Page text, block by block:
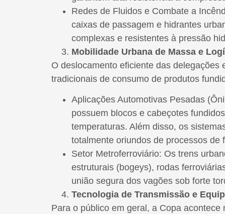
Redes de Fluidos e Combate a
caixas de passagem e hidrantes
complexas e resistentes à pressão
Mobilidade Urbana de Massa e
O deslocamento eficiente das
tradicionais de consumo de produtos
Aplicações Automotivas Pesadas
possuem blocos e cabeçotes
temperaturas. Além disso, os
totalmente oriundos de processos de
Setor Metroferroviário: Os trens
estruturais (bogeys), rodas
união segura dos vagões sob forte
Tecnologia de Transmissão e
Para o público em geral, a Copa